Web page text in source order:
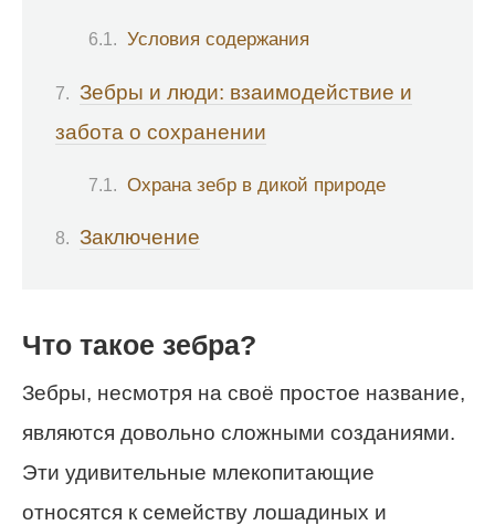
Условия содержания
Зебры и люди: взаимодействие и
забота о сохранении
Охрана зебр в дикой природе
Заключение
Что такое зебра?
Зебры, несмотря на своё простое название,
являются довольно сложными созданиями.
Эти удивительные млекопитающие
относятся к семейству лошадиных и